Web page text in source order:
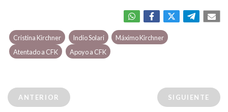
Cristina Kirchner Indio Solari
Máximo Kirchner
Atentado a CFK
Apoyo a CFK
ANTERIOR SIGUIENTE